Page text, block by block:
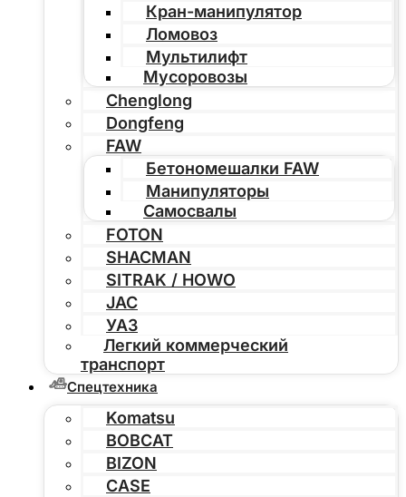
Кран-манипулятор
Ломовоз
Мультилифт
Мусоровозы
Chenglong
Dongfeng
FAW
Бетономешалки FAW
Манипуляторы
Самосвалы
FOTON
SHACMAN
SITRAK / HOWO
JAC
УАЗ
Легкий коммерческий
транспорт
Спецтехника
Komatsu
BOBCAT
BIZON
CASE